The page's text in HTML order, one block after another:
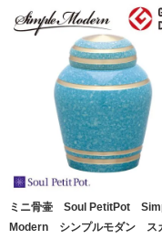
ミニ骨壷 Soul PetitPot
Modern シンプルモダン ス